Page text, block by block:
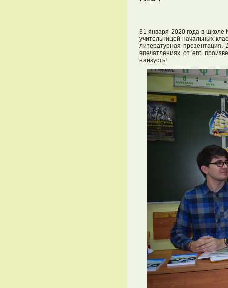
31 января 2020 года в
учительницей начальных
литературная презентация.
впечатлениях от его
наизусть!